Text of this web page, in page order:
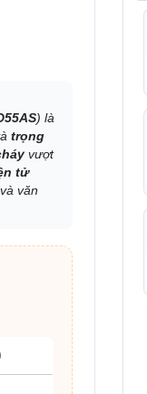
) là
trọng
vượt
tử
văn